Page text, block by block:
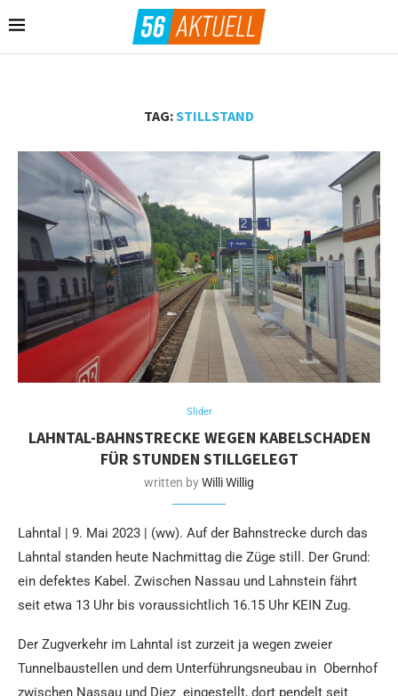
TAG:STILLSTAND
Slider
LAHNTAL-BAHNSTRECKE WEGEN KABELSCHADEN
FÜR STUNDEN STILLGELEGT
written byWilli Willig
Lahntal | 9. Mai 2023 | (ww). Auf der Bahnstrecke durch das
Lahntal standen heute Nachmittag die Züge still. Der Grund:
ein defektes Kabel. Zwischen Nassau und Lahnstein fährt
seit etwa 13 Uhr bis voraussichtlich 16.15 Uhr KEIN Zug.
Der Zugverkehr im Lahntal ist zurzeit ja wegen zweier
Tunnelbaustellen und dem Unterführungsneubau in Obernhof
zwischen Nassau und Diez eingestellt, dort pendelt seit